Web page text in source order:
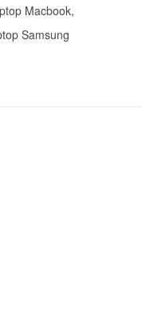
Macbook,
Samsung